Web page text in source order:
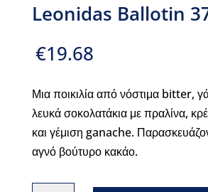
Leonidas Ballotin
€19.68
Μια ποικιλία από νόστιμα bitter,
λευκά σοκολατάκια με πραλίνα,
και γέμιση ganache.
αγνό βούτυρο κακάο.